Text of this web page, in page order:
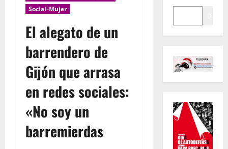
Social-Mujer
El alegato de un
barrendero de
Gijón que arrasa
en redes sociales:
«No soy un
barremierdas